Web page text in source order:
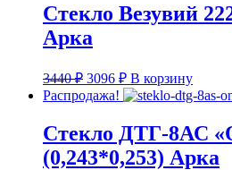
Стекло Везувий
Арка
3440₽ Первоначальная
цена
составляла
3440 ₽.
3096 ₽Текущая
цена:
В корзину
Распродажа!
Стекло ДТГ-8АС
(0,243*0,253) Арка